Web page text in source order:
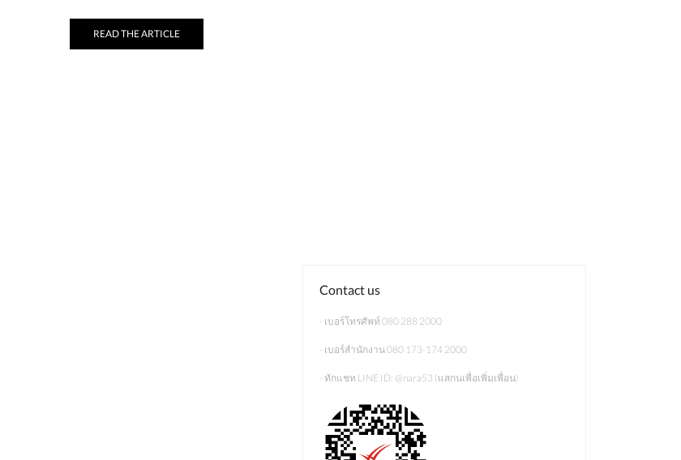
READ THE ARTICLE
Contact us
- เบอร์โทรศัพท์ 080 288 2000
- เบอร์สำนักงาน 080 173-174 2000
- ทักแชท LINE ID: @nara53 (แสกนเพื่อเพิ่มเพื่อน)